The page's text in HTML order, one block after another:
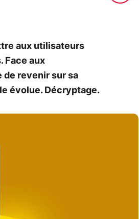
aux utilisateurs
Face aux
de revenir sur sa
évolue. Décryptage.